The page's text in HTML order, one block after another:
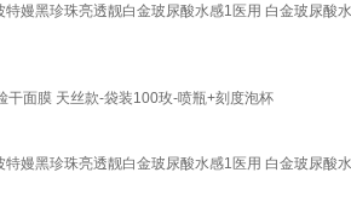
嫚黑珍珠亮透靓白金玻尿酸水感1医用 白金玻尿酸
干面膜 天丝款-袋装100玫-喷瓶+刻度泡杯
嫚黑珍珠亮透靓白金玻尿酸水感1医用 白金玻尿酸